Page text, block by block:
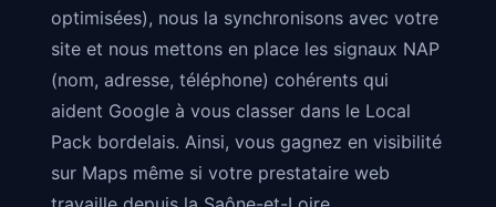
optimisées), nous la synchronisons avec votre
site et nous mettons en place les signaux NAP
(nom, adresse, téléphone) cohérents qui
aident Google à vous classer dans le Local
Pack bordelais. Ainsi, vous gagnez en visibilité
sur Maps même si votre prestataire web